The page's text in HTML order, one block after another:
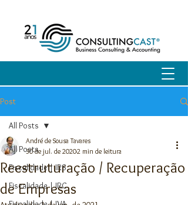
Post
All Posts
Fiscalidade | IRS
Fiscalidade | IRC
All Posts
Reestruturação / Recuperação
de Empresas
André de Sousa Tavares
30 de jul. de 20202 min de leitura